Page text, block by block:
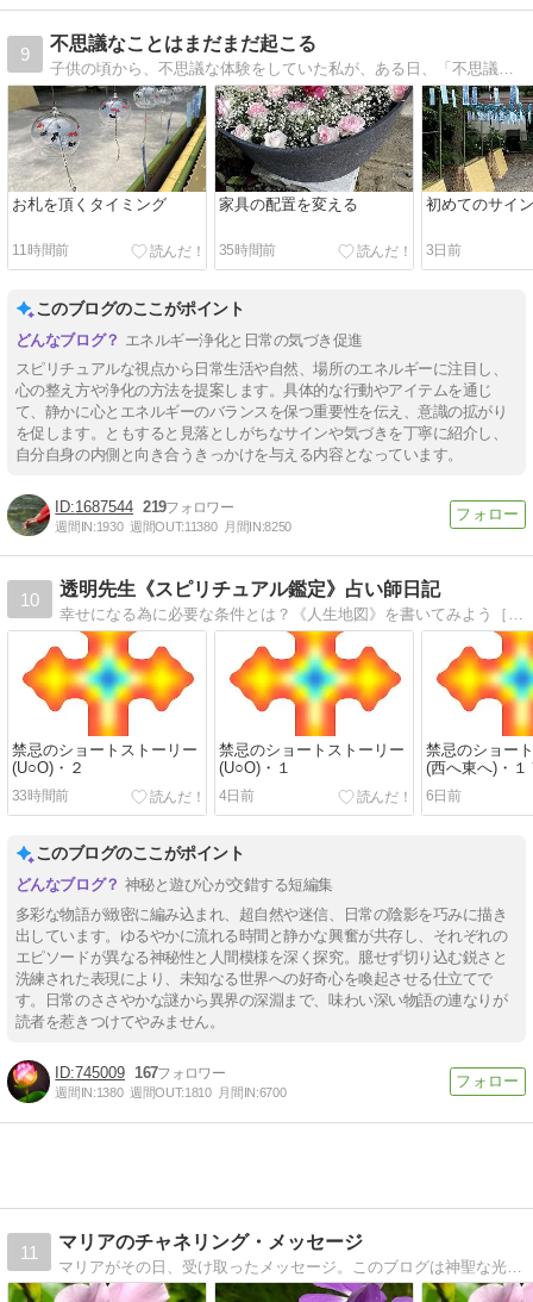
9
不思議なことはまだまだ起こる
子供の頃から、不思議な体験をしていた私が、ある日、「不思議なことはまだまだ起こる」という言葉を頭の中で聞き、その言葉通りの不思議な体験をすることになった話です
お札を頂くタイミング
11時間前
家具の配置を変える
35時間前
初めてのサイン
3日前
このブログのここがポイント
エネルギー浄化と日常の気づき促進
スピリチュアルな視点から日常生活や自然、場所のエネルギーに注目し、
心の整え方や浄化の方法を提案します。具体的な行動やアイテムを通じ
て、静かに心とエネルギーのバランスを保つ重要性を伝え、意識の拡がり
を促します。ともすると見落としがちなサインや気づきを丁寧に紹介し、
自分自身の内側と向き合うきっかけを与える内容となっています。
1687544 219
週間IN:1930 週間OUT:11380 月間IN:8250
10
透明先生《スピリチュアル鑑定》占い師日記
禁忌のショートストーリー
(U○O)・２
33時間前
禁忌のショートストーリー
(U○O)・１
4日前
禁忌のショー
(西へ東へ)・１
6日前
このブログのここがポイント
神秘と遊び心が交錯する短編集
多彩な物語が緻密に編み込まれ、超自然や迷信、日常の陰影を巧みに描き
出しています。ゆるやかに流れる時間と静かな興奮が共存し、それぞれの
エピソードが異なる神秘性と人間模様を深く探究。臆せず切り込む鋭さと
洗練された表現により、未知なる世界への好奇心を喚起させる仕立てで
す。日常のささやかな謎から異界の深淵まで、味わい深い物語の連なりが
読者を惹きつけてやみません。
745009 167
週間IN:1380 週間OUT:1810 月間IN:6700
11
マリアのチャネリング・メッセージ